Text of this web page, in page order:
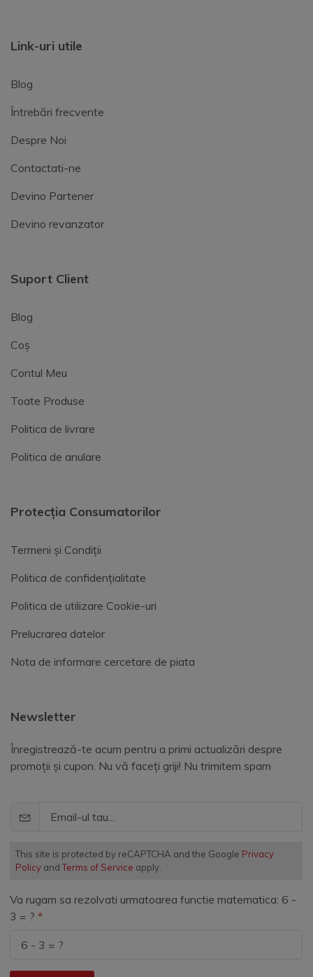
Link-uri utile
Blog
Întrebări frecvente
Despre Noi
Contactati-ne
Devino Partener
Devino revanzator
Suport Client
Blog
Coș
Contul Meu
Toate Produse
Politica de livrare
Politica de anulare
Protecția Consumatorilor
Termeni și Condiții
Politica de confidențialitate
Politica de utilizare Cookie-uri
Prelucrarea datelor
Nota de informare cercetare de piata
Newsletter
Înregistrează-te acum pentru a primi actualizări despre
promoții și cupon. Nu vă faceți griji! Nu trimitem spam
This site is protected by reCAPTCHA and the Google Privacy
Policy andTerms of Service apply.
Va rugam sa rezolvati urmatoarea functie matematica: 6 -
3 = ?